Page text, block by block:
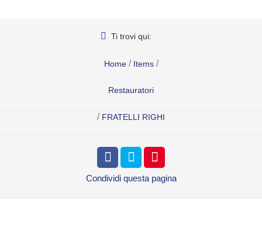
Ti trovi qui:
Home / Items /
Restauratori
/ FRATELLI RIGHI
Condividi questa pagina